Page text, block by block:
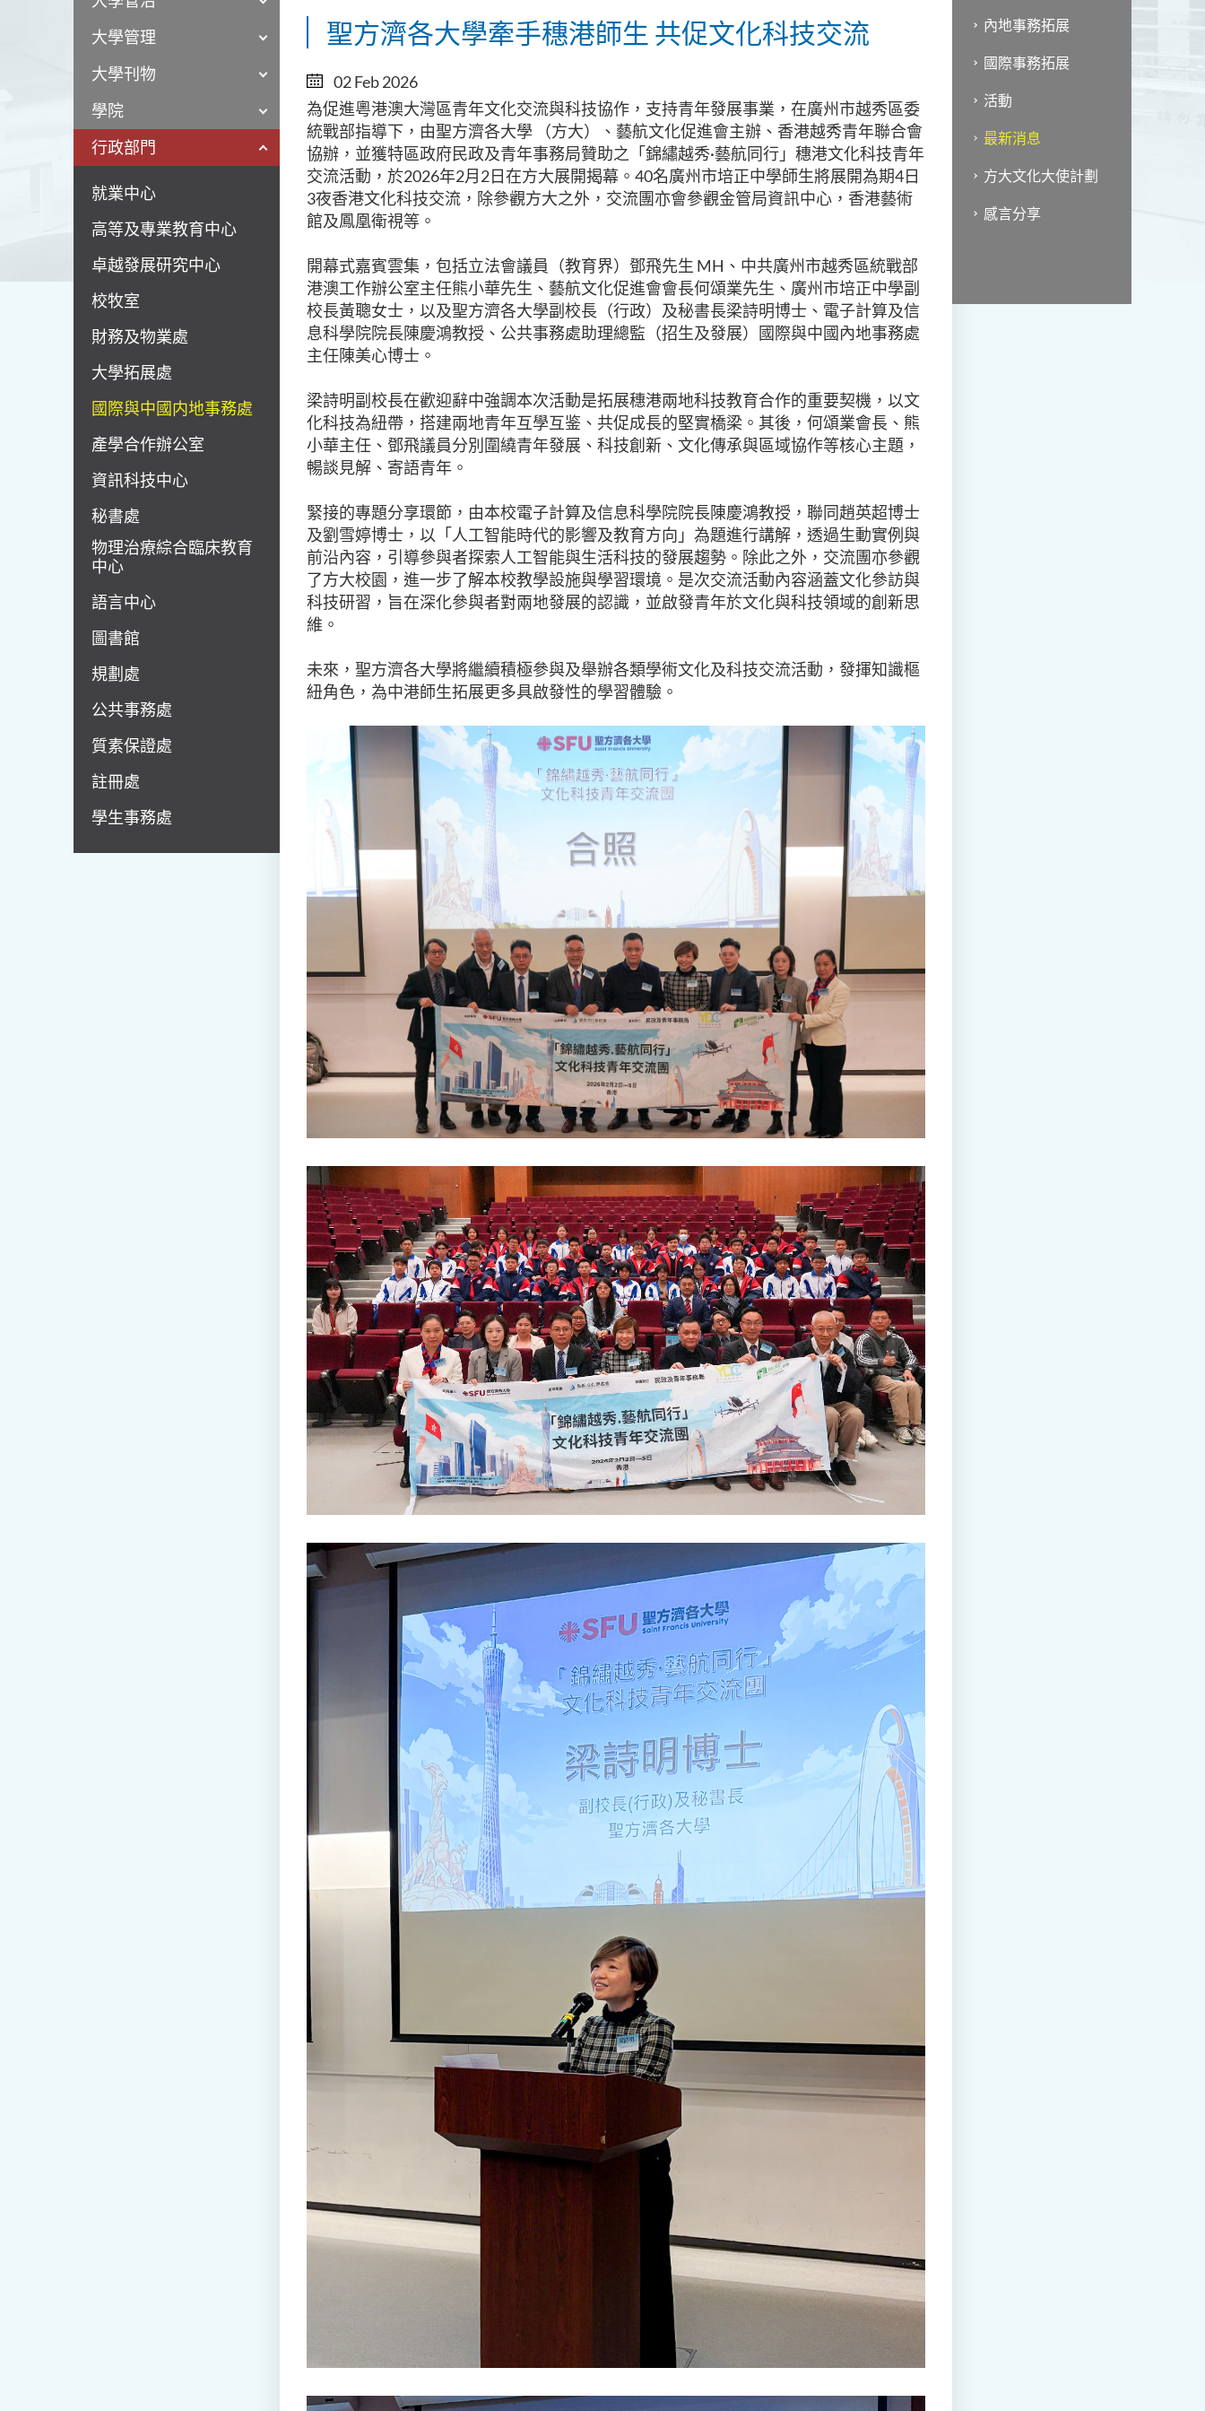
大學管理
大學刊物
學院
行政部門
就業中心
高等及專業教育中心
卓越發展研究中心
校牧室
財務及物業處
大學拓展處
國際與中國内地事務處
產學合作辦公室
資訊科技中心
秘書處
物理治療綜合臨床教育
中心
語言中心
圖書館
規劃處
公共事務處
質素保證處
註冊處
學生事務處
聖方濟各大學牽手穗港師生 共促文化科技交流
02 Feb 2026
為促進粵港澳大灣區青年文化交流與科技協作，支持青年發展事業，在廣州市越秀區委
統戰部指導下，由聖方濟各大學 （方大）、藝航文化促進會主辦、香港越秀青年聯合會
協辦，並獲特區政府民政及青年事務局贊助之「錦繡越秀·藝航同行」穗港文化科技青年
交流活動，於2026年2月2日在方大展開揭幕。40名廣州市培正中學師生將展開為期4日
3夜香港文化科技交流，除參觀方大之外，交流團亦會參觀金管局資訊中心，香港藝術
館及鳳凰衛視等。
開幕式嘉賓雲集，包括立法會議員（教育界）鄧飛先生 MH、中共廣州市越秀區統戰部
港澳工作辦公室主任熊小華先生、藝航文化促進會會長何頌業先生、廣州市培正中學副
校長黃聰女士，以及聖方濟各大學副校長（行政）及秘書長梁詩明博士、電⼦計算及信
息科學院院長陳慶鴻教授、公共事務處助理總監（招⽣及發展）國際與中國內地事務處
主任陳美心博士。
梁詩明副校長在歡迎辭中強調本次活動是拓展穗港兩地科技教育合作的重要契機，以文
化科技為紐帶，搭建兩地青年互學互鉴、共促成長的堅實橋梁。其後，何頌業會長、熊
小華主任、鄧飛議員分別圍繞青年發展、科技創新、文化傳承與區域協作等核心主題，
暢談見解、寄語青年。
緊接的專題分享環節，由本校電子計算及信息科學院院長陳慶鴻教授，聯同趙英超博士
及劉雪婷博士，以「人工智能時代的影響及教育方向」為題進行講解，透過生動實例與
前沿內容，引導參與者探索人工智能與生活科技的發展趨勢。除此之外，交流團亦參觀
了方大校園，進一步了解本校教學設施與學習環境。是次交流活動內容涵蓋文化參訪與
科技研習，旨在深化參與者對兩地發展的認識，並啟發青年於文化與科技領域的創新思
維。
未來，聖方濟各大學將繼續積極參與及舉辦各類學術文化及科技交流活動，發揮知識樞
紐角色，為中港師生拓展更多具啟發性的學習體驗。
內地事務拓展
國際事務拓展
活動
最新消息
方大文化大使計劃
感言分享